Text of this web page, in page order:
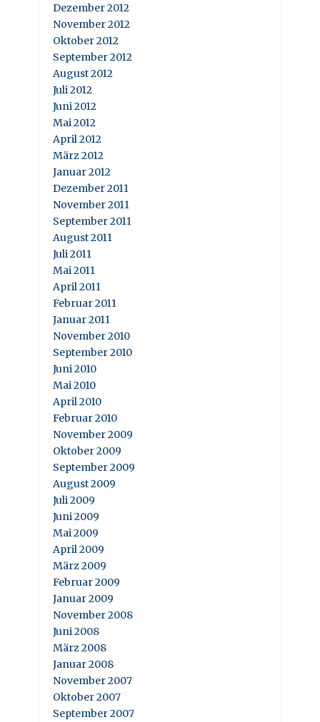
Dezember 2012
November 2012
Oktober 2012
September 2012
August 2012
Juli 2012
Juni 2012
Mai 2012
April 2012
März 2012
Januar 2012
Dezember 2011
November 2011
September 2011
August 2011
Juli 2011
Mai 2011
April 2011
Februar 2011
Januar 2011
November 2010
September 2010
Juni 2010
Mai 2010
April 2010
Februar 2010
November 2009
Oktober 2009
September 2009
August 2009
Juli 2009
Juni 2009
Mai 2009
April 2009
März 2009
Februar 2009
Januar 2009
November 2008
Juni 2008
März 2008
Januar 2008
November 2007
Oktober 2007
September 2007